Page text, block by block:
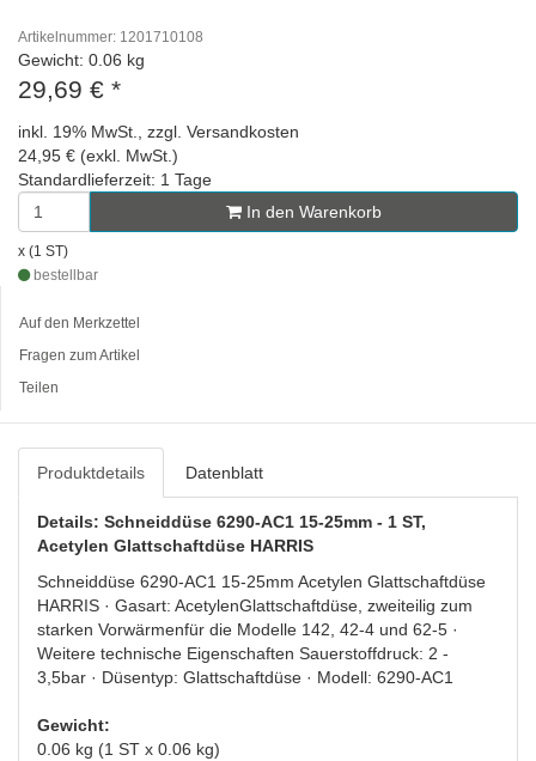
Artikelnummer: 1201710108
Gewicht: 0.06 kg
29,69 € *
inkl. 19% MwSt., zzgl. Versandkosten
24,95 € (exkl. MwSt.)
Standardlieferzeit: 1 Tage
In den Warenkorb
x (1 ST)
bestellbar
Auf den Merkzettel
Fragen zum Artikel
Teilen
Produktdetails Datenblatt
Details: Schneiddüse 6290-AC1 15-25mm - 1 ST,
Acetylen Glattschaftdüse HARRIS
Schneiddüse 6290-AC1 15-25mm Acetylen Glattschaftdüse
HARRIS · Gasart: AcetylenGlattschaftdüse, zweiteilig zum
starken Vorwärmenfür die Modelle 142, 42-4 und 62-5 ·
Weitere technische Eigenschaften Sauerstoffdruck: 2 -
3,5bar · Düsentyp: Glattschaftdüse · Modell: 6290-AC1
Gewicht:
0.06 kg (1 ST x 0.06 kg)